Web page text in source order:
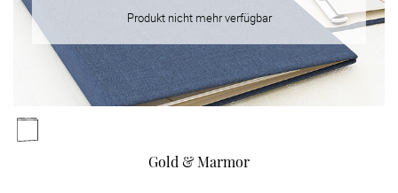
Produkt nicht mehr verfügbar
Gold & Marmor